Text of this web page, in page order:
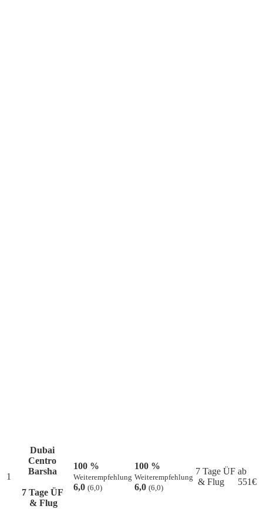
1
Dubai
Centro
Barsha
7 Tage ÜF
& Flug
100 %
Weiterempfehlung
6,0 (6,0)
100 %
Weiterempfehlung
6,0 (6,0)
7 Tage ÜF
& Flug
ab
551€